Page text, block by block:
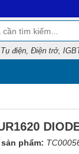
Tụ điện, Điện trở,
sản phẩm: